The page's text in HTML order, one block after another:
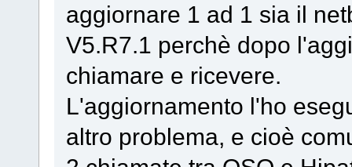
aggiornare 1 ad 1 sia il
V5.R7.1 perchè dopo
chiamare e ricevere.
L'aggiornamento l'ho
altro problema, e cioè